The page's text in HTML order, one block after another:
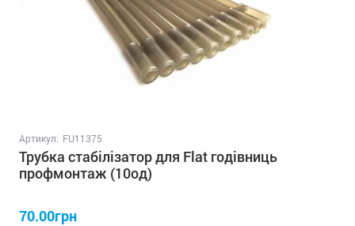
Артикул: FU11375
Трубка стабілізатор для Flat годівниць
профмонтаж (10од)
70.00грн